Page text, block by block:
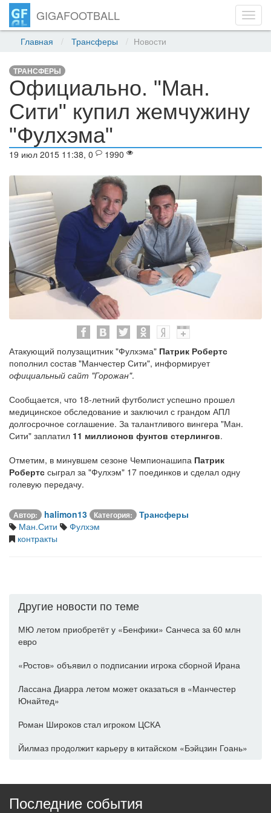
GIGAFOOTBALL
Главная Трансферы Новости
ТРАНСФЕРЫ
Официально. "Ман.
Сити" купил жемчужину
"Фулхэма"
19 июл 2015 11:38, 0 1990
Атакующий полузащитник "Фулхэма" Патрик Робертс
пополнил состав "Манчестер Сити", информирует
официальный сайт "Горожан".
Сообщается, что 18-летний футболист успешно прошел
медицинское обследование и заключил с грандом АПЛ
долгосрочное соглашение. За талантливого вингера "Ман.
Сити" заплатил 11 миллионов фунтов стерлингов.
Отметим, в минувшем сезоне Чемпионашипа Патрик
Робертс сыграл за "Фулхэм" 17 поединков и сделал одну
голевую передачу.
Автор: halimon13 Категория:
Трансферы
Ман.Сити
Фулхэм
контракты
Другие новости по теме
МЮ летом приобретёт у «Бенфики» Санчеса за 60 млн
евро
«Ростов» объявил о подписании игрока сборной Ирана
Лассана Диарра летом может оказаться в «Манчестер
Юнайтед»
Роман Широков стал игроком ЦСКА
Йилмаз продолжит карьеру в китайском «Бэйцзин Гоань»
Последние события